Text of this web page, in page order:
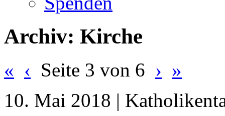
Archiv: Kirche
« ‹ Seite 3 von 6 › »
10. Mai 2018 |